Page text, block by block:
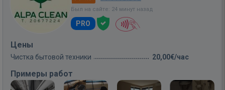
Был на сайте: 24 минут назад
PRO
Цены
Чистка бытовой техники 20,00€/час
Примеры работ